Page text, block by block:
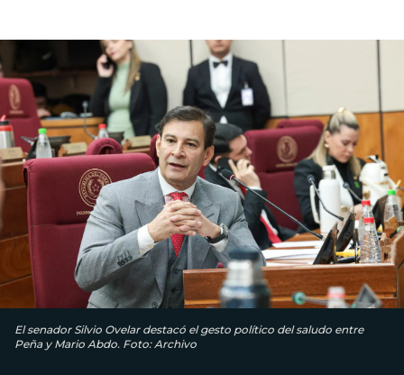
El senador Silvio Ovelar destacó el gesto político del saludo entre
Peña y Mario Abdo. Foto: Archivo